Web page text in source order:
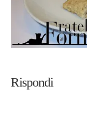
Rispondi